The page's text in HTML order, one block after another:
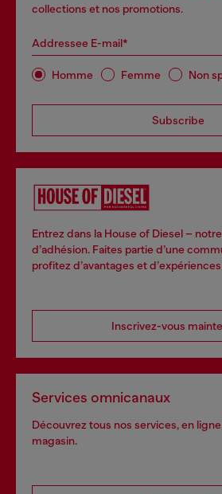
collections et nos promotions.
Addressee E-mail*
Homme Femme Non
Subscribe
Entrez dans la House of Diesel –
d’adhésion. Faites partie d’une
profitez d’avantages et
Inscrivez-vous
Services omnicanaux
Découvrez tous nos services, en
magasin.